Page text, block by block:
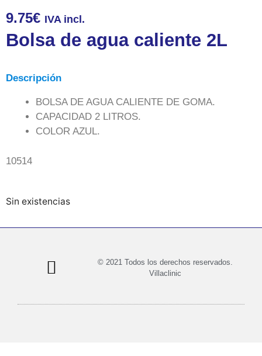
9.75€ IVA incl.
Bolsa de agua caliente 2L
Descripción
BOLSA DE AGUA CALIENTE DE GOMA.
CAPACIDAD 2 LITROS.
COLOR AZUL.
10514
Sin existencias
© 2021 Todos los derechos reservados.
Villaclinic